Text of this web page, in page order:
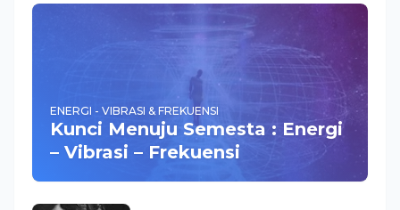
ENERGI - VIBRASI & FREKUENSI
Kunci Menuju Semesta : Energi
– Vibrasi – Frekuensi